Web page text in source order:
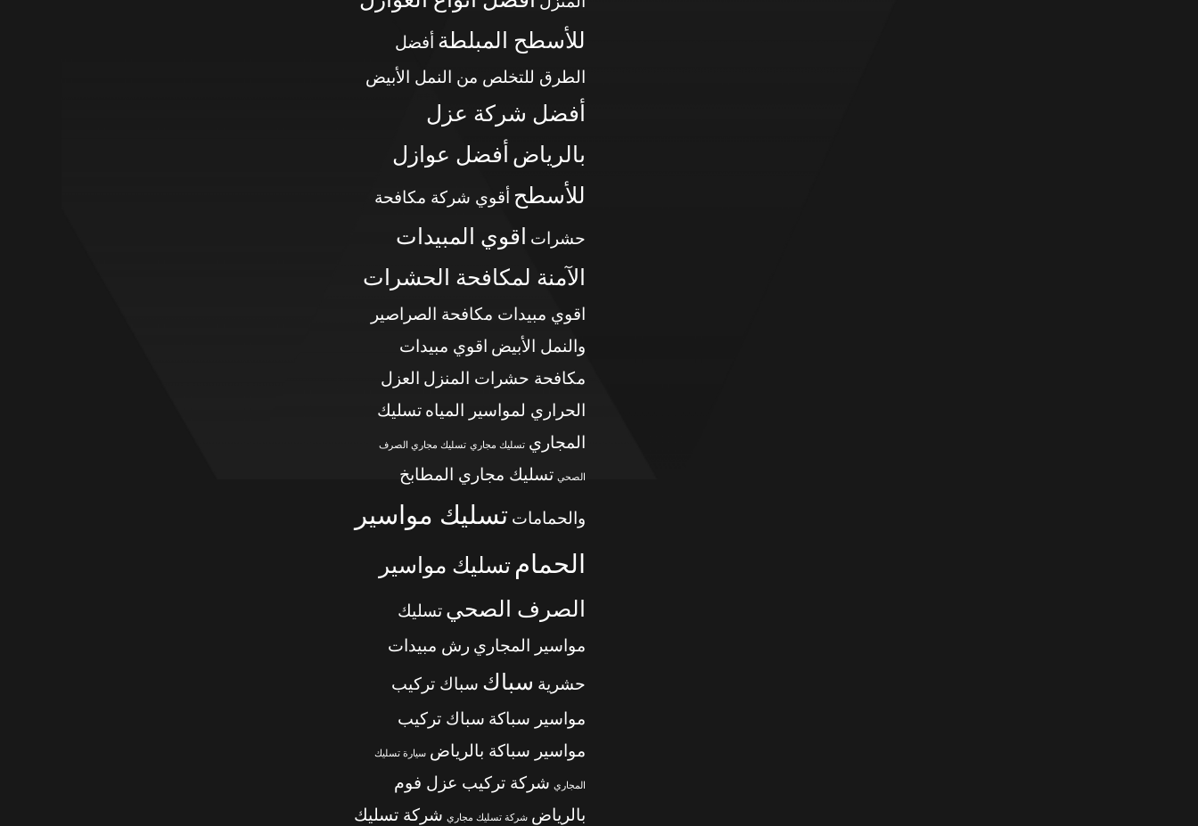
للأسطح المبلطة أفضل
الطرق للتخلص من النمل الأبيض
أفضل شركة عزل
بالرياض أفضل عوازل
للأسطح أقوي شركة مكافحة
حشرات
اقوي المبيدات
الآمنة لمكافحة الحشرات
اقوي مبيدات مكافحة الصراصير
والنمل الأبيض اقوي مبيدات
مكافحة حشرات المنزل العزل
الحراري لمواسير المياه تسليك
المجاري تسليك مجاري تسليك مجاري الصرف
الصحي تسليك مجاري المطابخ
والحمامات تسليك مواسير
الحمام تسليك مواسير
الصرف الصحي تسليك
مواسير المجاري رش مبيدات
حشرية سباك سباك تركيب
مواسير سباكة سباك تركيب
مواسير سباكة بالرياض سيارة تسليك
المجاري شركة تركيب عزل فوم
بالرياض شركة تسليك مجاري شركة تسليك